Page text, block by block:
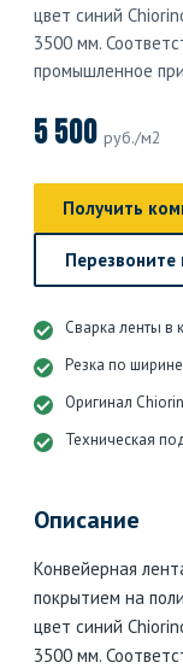
цвет синий
3500 мм.
промышленное
5 500 руб./м2
Получить
Перезвоните
Сварка ленты в
Резка по
Оригинал
Техническая
Описание
Конвейерная
покрытием на
цвет синий
3500 мм.